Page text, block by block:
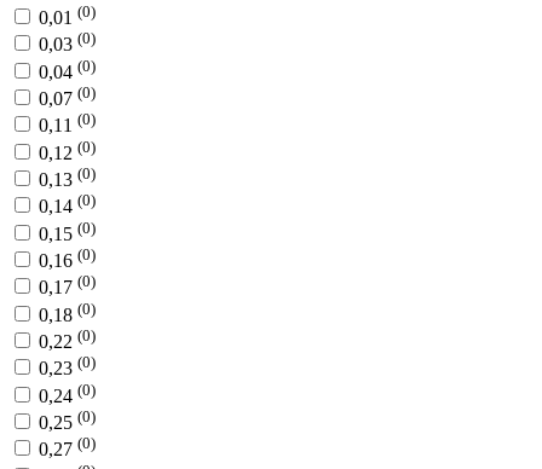
0,01 (0)
0,03 (0)
0,04 (0)
0,07 (0)
0,11 (0)
0,12 (0)
0,13 (0)
0,14 (0)
0,15 (0)
0,16 (0)
0,17 (0)
0,18 (0)
0,22 (0)
0,23 (0)
0,24 (0)
0,25 (0)
0,27 (0)